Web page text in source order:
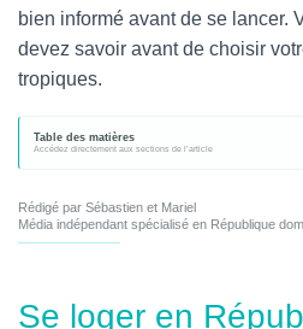
bien informé avant de se lancer.
devez savoir avant de choisir
tropiques.
Table des matières
Rédigé par Sébastien et Mariel
Média indépendant spécialisé en République
Se loger en